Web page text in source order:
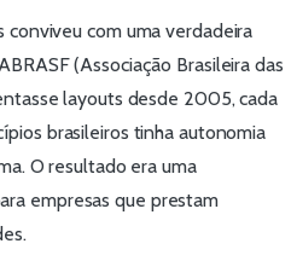
conviveu com uma verdadeira
(Associação Brasileira das
layouts desde 2005, cada
brasileiros tinha autonomia
O resultado era uma
empresas que prestam